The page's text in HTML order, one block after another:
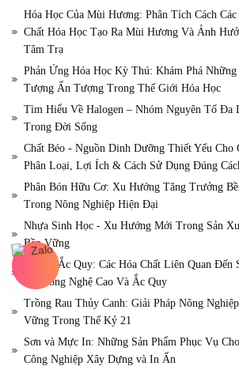
Hóa Học Của Mùi Hương: Phân Tích Cách
Chất Hóa Học Tạo Ra Mùi Hương Và Ảnh
Tâm Trạ
Phản Ứng Hóa Học Kỳ Thú: Khám Phá Những
Tượng Ấn Tượng Trong Thế Giới Hóa Học
Tìm Hiểu Về Halogen – Nhóm Nguyên Tố Đa
Trong Đời Sống
Chất Béo - Nguồn Dinh Dưỡng Thiết Yếu Cho
Phân Loại, Lợi Ích & Cách Sử Dụng Đúng
Phân Bón Hữu Cơ: Xu Hướng Tăng Trưởng
Trong Nông Nghiệp Hiện Đại
Nhựa Sinh Học - Xu Hướng Mới Trong Sản
Bền Vững
Pin Và Ắc Quy: Các Hóa Chất Liên Quan Đến
Pin Công Nghệ Cao Và Ắc Quy
Trồng Rau Thủy Canh: Giải Pháp Nông
Vững Trong Thế Kỷ 21
Sơn và Mực In: Những Sản Phẩm Phục Vụ
Công Nghiệp Xây Dựng và In Ấn